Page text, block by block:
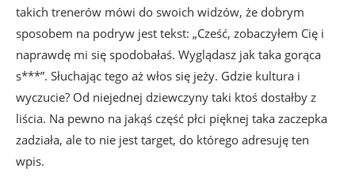
takich trenerów mówi do swoich widzów, że dobrym
sposobem na podryw jest tekst: „Cześć, zobaczyłem Cię i
naprawdę mi się spodobałaś. Wyglądasz jak taka gorąca
s***”. Słuchając tego aż włos się jeży. Gdzie kultura i
wyczucie? Od niejednej dziewczyny taki ktoś dostałby z
liścia. Na pewno na jakąś część płci pięknej taka zaczepka
zadziała, ale to nie jest target, do którego adresuję ten
wpis.